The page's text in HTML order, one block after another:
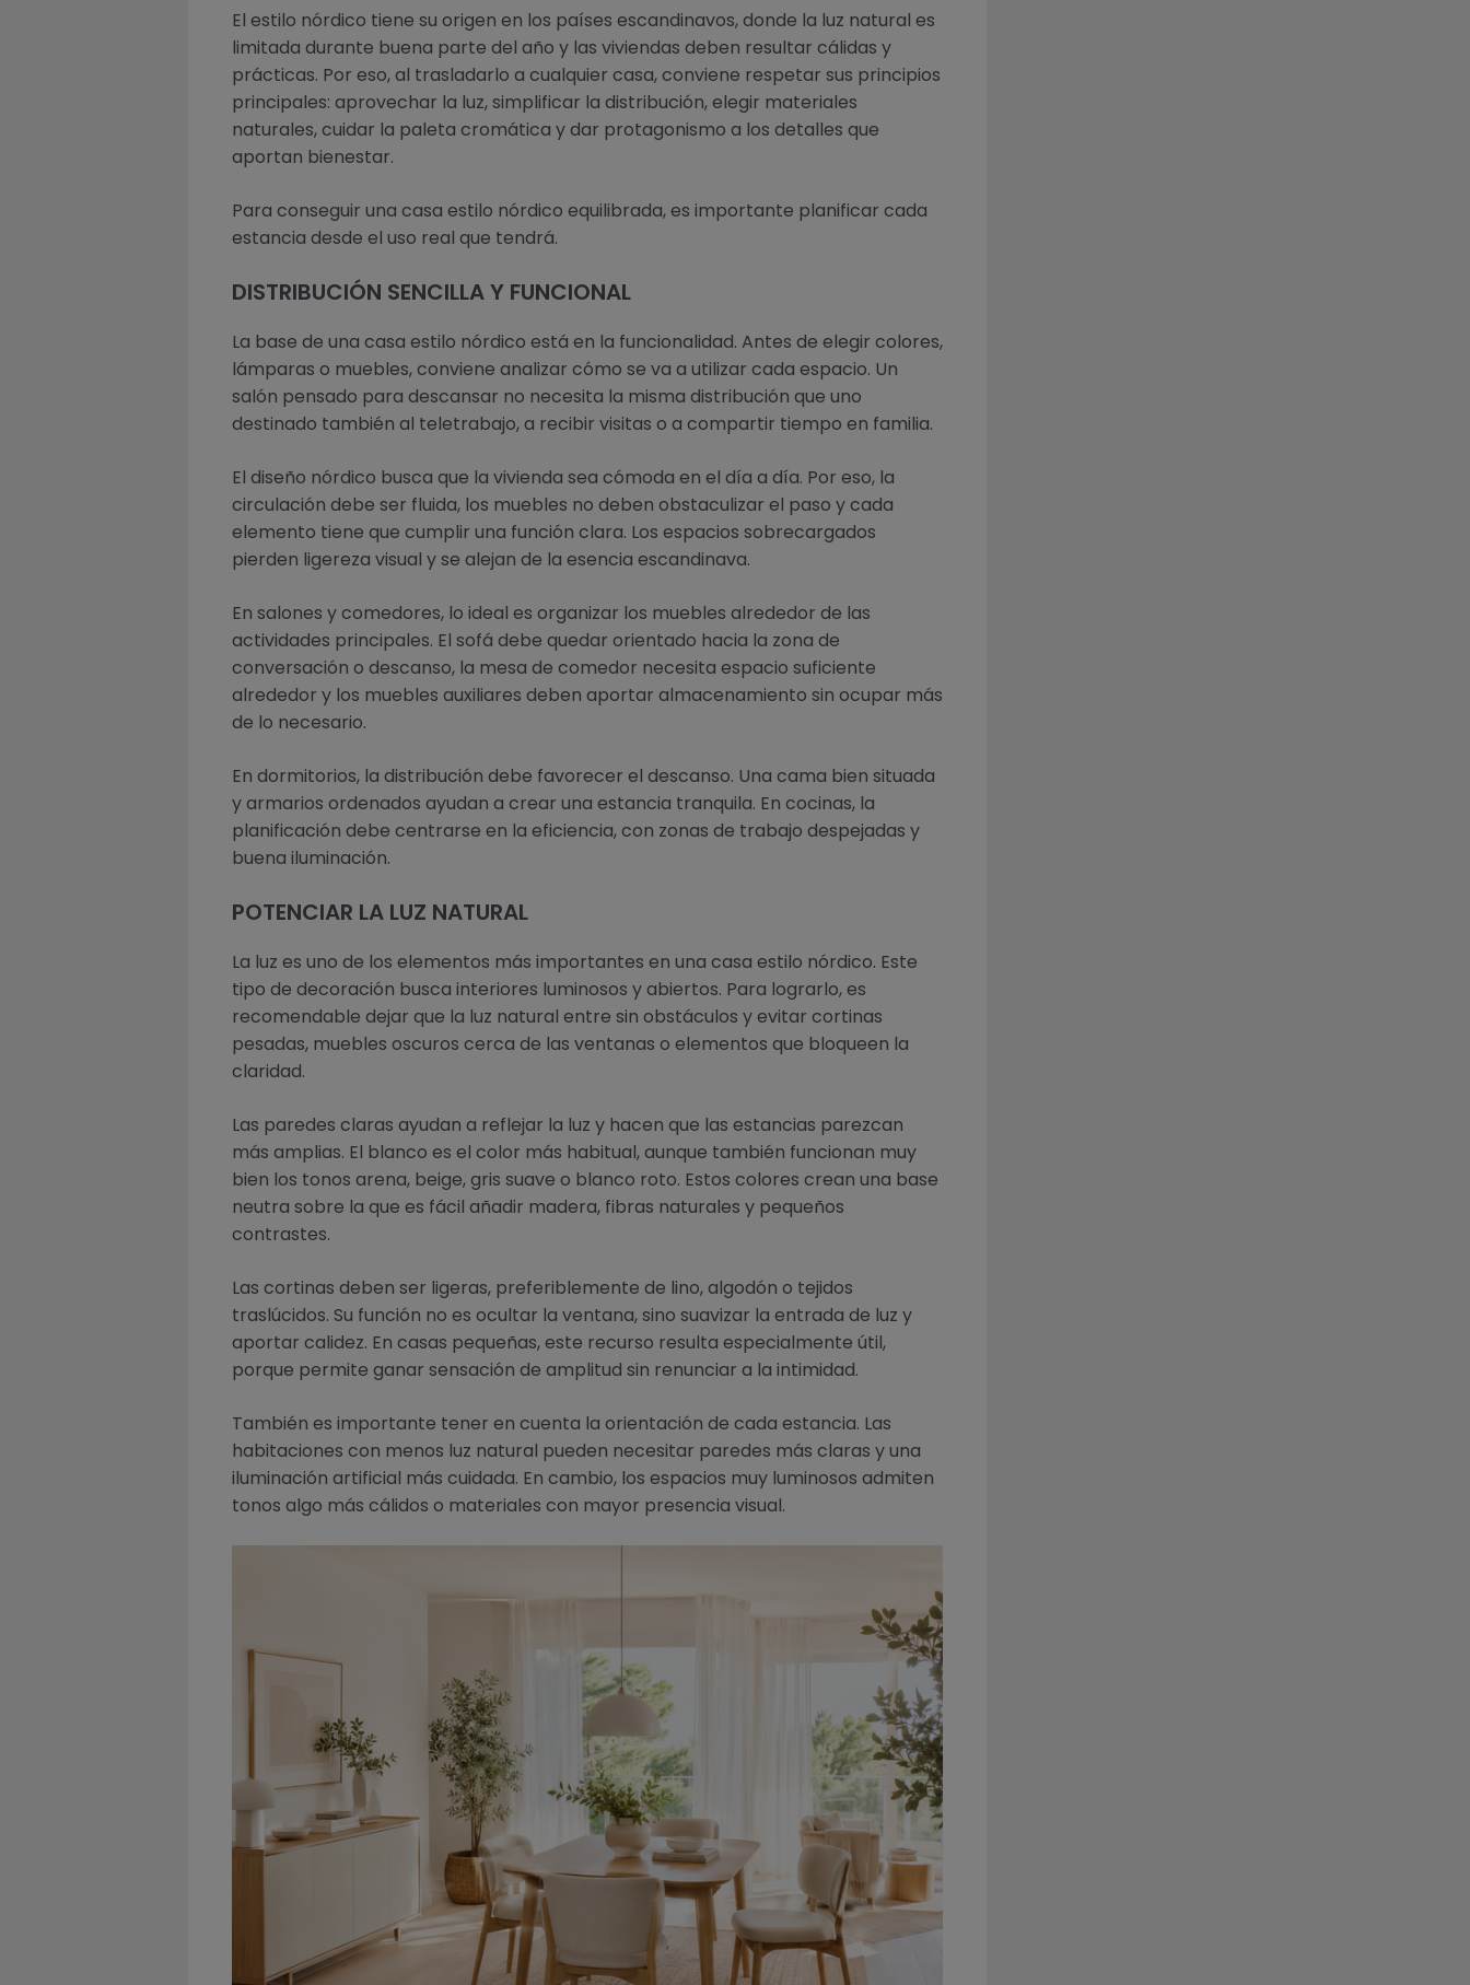
El estilo nórdico tiene su origen en los países escandinavos, donde la luz natural es
limitada durante buena parte del año y las viviendas deben resultar cálidas y
prácticas. Por eso, al trasladarlo a cualquier casa, conviene respetar sus principios
principales: aprovechar la luz, simplificar la distribución, elegir materiales
naturales, cuidar la paleta cromática y dar protagonismo a los detalles que
aportan bienestar.
Para conseguir una casa estilo nórdico equilibrada, es importante planificar cada
estancia desde el uso real que tendrá.
DISTRIBUCIÓN SENCILLA Y FUNCIONAL
La base de una casa estilo nórdico está en la funcionalidad. Antes de elegir colores,
lámparas o muebles, conviene analizar cómo se va a utilizar cada espacio. Un
salón pensado para descansar no necesita la misma distribución que uno
destinado también al teletrabajo, a recibir visitas o a compartir tiempo en familia.
El diseño nórdico busca que la vivienda sea cómoda en el día a día. Por eso, la
circulación debe ser fluida, los muebles no deben obstaculizar el paso y cada
elemento tiene que cumplir una función clara. Los espacios sobrecargados
pierden ligereza visual y se alejan de la esencia escandinava.
En salones y comedores, lo ideal es organizar los muebles alrededor de las
actividades principales. El sofá debe quedar orientado hacia la zona de
conversación o descanso, la mesa de comedor necesita espacio suficiente
alrededor y los muebles auxiliares deben aportar almacenamiento sin ocupar más
de lo necesario.
En dormitorios, la distribución debe favorecer el descanso. Una cama bien situada
y armarios ordenados ayudan a crear una estancia tranquila. En cocinas, la
planificación debe centrarse en la eficiencia, con zonas de trabajo despejadas y
buena iluminación.
POTENCIAR LA LUZ NATURAL
La luz es uno de los elementos más importantes en una casa estilo nórdico. Este
tipo de decoración busca interiores luminosos y abiertos. Para lograrlo, es
recomendable dejar que la luz natural entre sin obstáculos y evitar cortinas
pesadas, muebles oscuros cerca de las ventanas o elementos que bloqueen la
claridad.
Las paredes claras ayudan a reflejar la luz y hacen que las estancias parezcan
más amplias. El blanco es el color más habitual, aunque también funcionan muy
bien los tonos arena, beige, gris suave o blanco roto. Estos colores crean una base
neutra sobre la que es fácil añadir madera, fibras naturales y pequeños
contrastes.
Las cortinas deben ser ligeras, preferiblemente de lino, algodón o tejidos
traslúcidos. Su función no es ocultar la ventana, sino suavizar la entrada de luz y
aportar calidez. En casas pequeñas, este recurso resulta especialmente útil,
porque permite ganar sensación de amplitud sin renunciar a la intimidad.
También es importante tener en cuenta la orientación de cada estancia. Las
habitaciones con menos luz natural pueden necesitar paredes más claras y una
iluminación artificial más cuidada. En cambio, los espacios muy luminosos admiten
tonos algo más cálidos o materiales con mayor presencia visual.